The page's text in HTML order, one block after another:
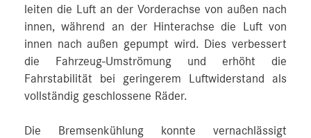
leiten die Luft an der Vorderachse von außen nach
innen, während an der Hinterachse die Luft von
innen nach außen gepumpt wird. Dies verbessert
die Fahrzeug-Umströmung und erhöht die
Fahrstabilität bei geringerem Luftwiderstand als
vollständig geschlossene Räder.
Die Bremsenkühlung konnte vernachlässigt